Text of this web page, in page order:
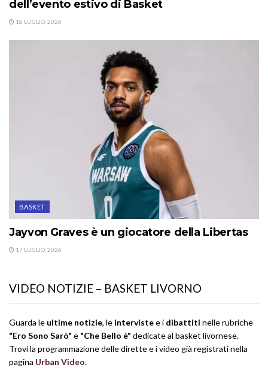
dell’evento estivo di Basket
18 LUGLIO, 2026
BASKET
Jayvon Graves è un giocatore della Libertas
17 LUGLIO, 2026
VIDEO NOTIZIE – BASKET LIVORNO
Guarda le ultime notizie, le intervistee i dibattiti nelle rubriche
"Ero Sono Sarò" e "Che Bello è" dedicate al basket livornese.
Trovi la programmazione delle dirette e i video già registrati nella
pagina Urban Video.